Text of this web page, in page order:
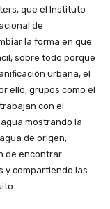
que el Instituto
de
la forma en que
sobre todo porque
urbana, el
ello, grupos como el
con el
mostrando la
de origen,
de encontrar
y compartiendo las